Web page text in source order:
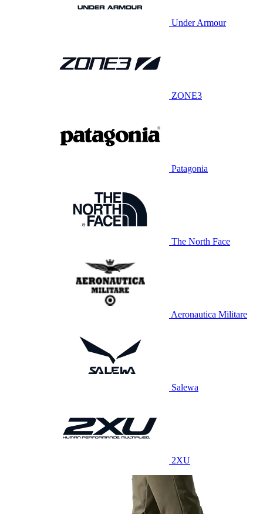
Under Armour
ZONE3
Patagonia
The North Face
Aeronautica Militare
Salewa
2XU